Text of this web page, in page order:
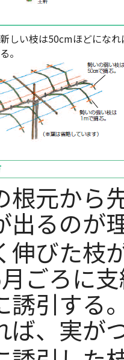
しい枝は50cmほどになれ
。
根元から
出るのが
伸びた枝
ごろに
誘引する
ば、実が